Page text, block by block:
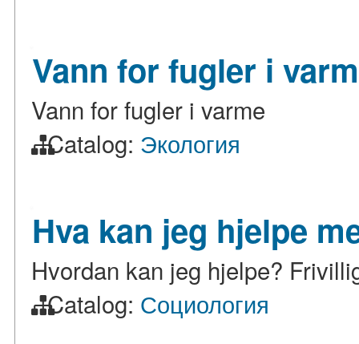
Vann for fugler i
Vann for fugler i varme
Catalog: Экология
Hva kan jeg hjelpe
Hvordan kan jeg hjelpe?
Catalog: Социология